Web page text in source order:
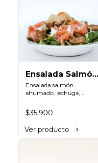
Ensalada Salmón
Aristócrata
Ensalada salmón
ahumado, lechuga,
puerros, queso parmesano
en láminas y rallado,
$35.900
Ver producto